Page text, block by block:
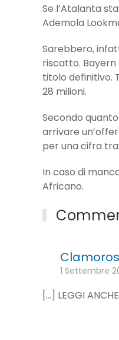
Se l’Atalanta
Ademola
Sarebbero,
riscatto.
titolo definitivo.
28 milioni.
Secondo
arrivare
per una cifra tra
In caso di
Africano.
1 Settembre
[…] LEGGI